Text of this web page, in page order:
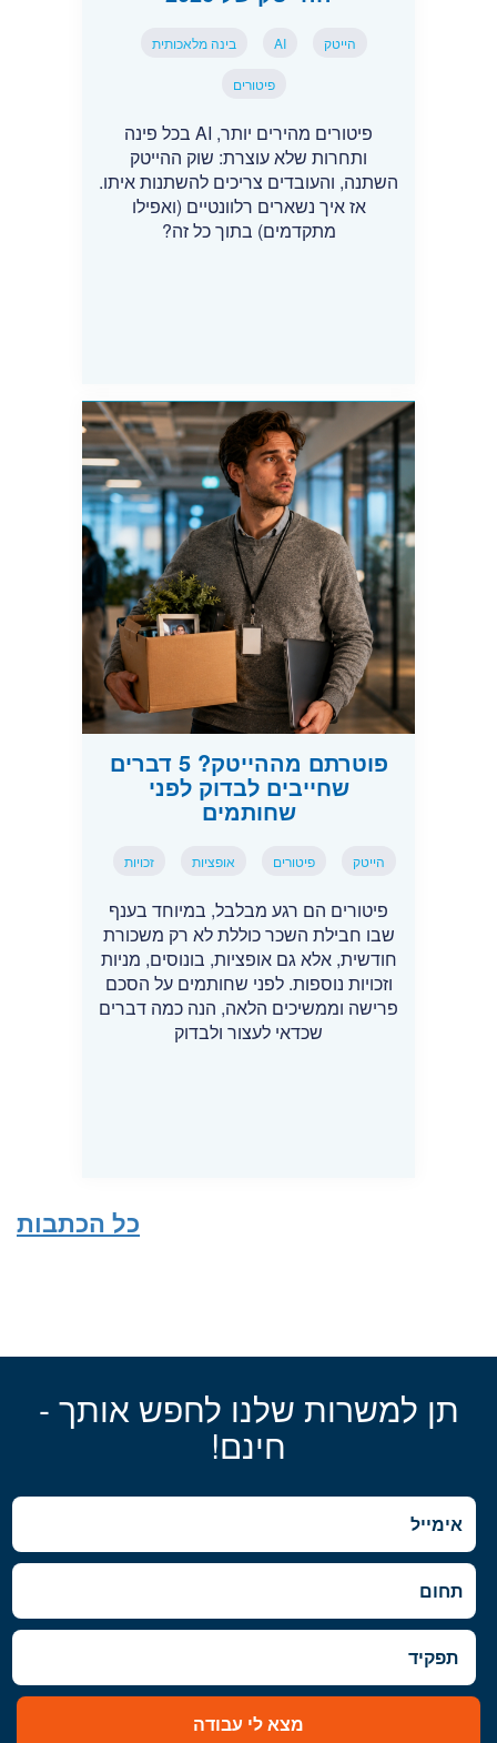
הייטק AI בינה מלאכותית
פיטורים
פיטורים מהירים יותר, AI בכל פינה
ותחרות שלא עוצרת: שוק ההייטק
השתנה, והעובדים צריכים להשתנות איתו.
אז איך נשארים רלוונטיים (ואפילו
מתקדמים) בתוך כל זה?
פוטרתם מההייטק? 5 דברים
שחייבים לבדוק לפני
שחותמים
הייטק פיטורים אופציות זכויות
פיטורים הם רגע מבלבל, במיוחד בענף
שבו חבילת השכר כוללת לא רק משכורת
חודשית, אלא גם אופציות, בונוסים, מניות
וזכויות נוספות. לפני שחותמים על הסכם
פרישה וממשיכים הלאה, הנה כמה דברים
שכדאי לעצור ולבדוק
כל הכתבות
תן למשרות שלנו לחפש אותך -
חינם!
מצא לי עבודה